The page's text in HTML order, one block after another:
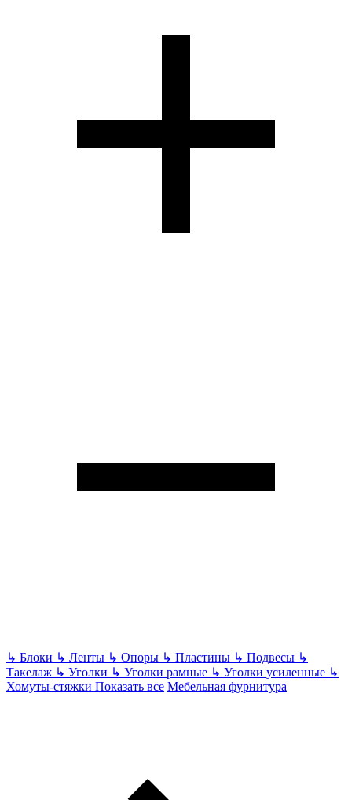
↳ Блоки ↳ Ленты ↳ Опоры ↳ Пластины ↳ Подвесы ↳
Такелаж ↳ Уголки ↳ Уголки рамные ↳ Уголки усиленные ↳
Хомуты-стяжки Показать все Мебельная фурнитура